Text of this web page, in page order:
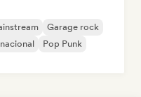
Garage rock
Pop Punk